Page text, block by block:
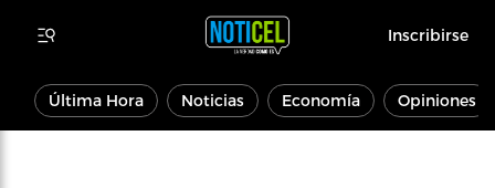
Inscribirse
Última Hora Noticias Economía Opiniones